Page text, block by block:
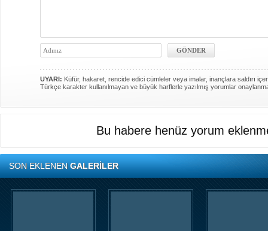
UYARI: Küfür, hakaret, rencide edici cümleler veya imalar, inançlara saldırı
Türkçe karakter kullanılmayan ve büyük harflerle yazılmış yorumlar
Bu habere henüz yorum
SON EKLENENGALERİLER